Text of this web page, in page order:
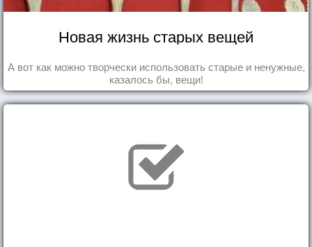
Новая жизнь старых вещей
А вот как можно творчески использовать старые и ненужные,
казалось бы, вещи!